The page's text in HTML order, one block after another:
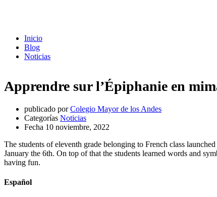
Inicio
Blog
Noticias
Apprendre sur l’Épiphanie en
publicado por Colegio Mayor de los Andes
Categorías Noticias
Fecha 10 noviembre, 2022
The students of eleventh grade belonging to French class
January the 6th. On top of that the students learned words and
having fun.
Español